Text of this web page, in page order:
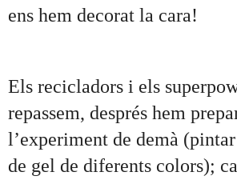
ens hem decorat la cara!
Els recicladors i els
repassem, després hem
l’experiment de demà
de gel de diferents colors);